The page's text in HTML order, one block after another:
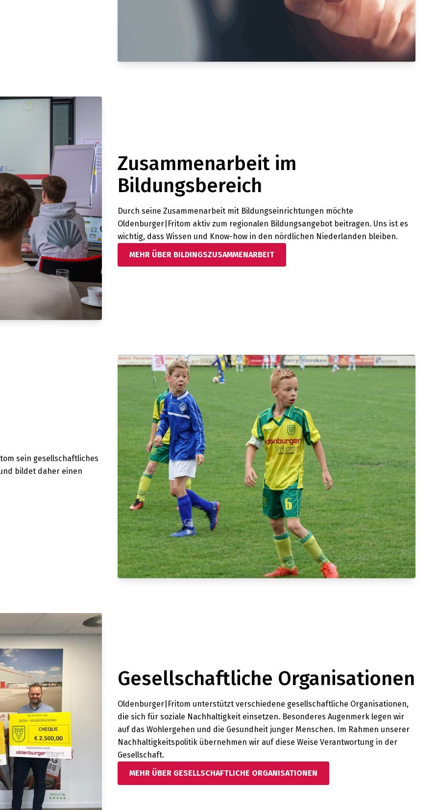
Zusammenarbeit im
Bildungsbereich
Durch seine Zusammenarbeit mit Bildungseinrichtungen möchte
Oldenburger|Fritom aktiv zum regionalen Bildungsangebot beitragen. Uns ist es
wichtig, dass Wissen und Know-how in den nördlichen Niederlanden bleiben.
MEHR ÜBER BILDINGSZUSAMMENARBEIT
sein gesellschaftliches
bildet daher einen
Gesellschaftliche Organisationen
Oldenburger|Fritom unterstützt verschiedene gesellschaftliche Organisationen,
die sich für soziale Nachhaltigkeit einsetzen. Besonderes Augenmerk legen wir
auf das Wohlergehen und die Gesundheit junger Menschen. Im Rahmen unserer
Nachhaltigkeitspolitik übernehmen wir auf diese Weise Verantwortung in der
Gesellschaft.
MEHR ÜBER GESELLSCHAFTLICHE ORGANISATIONEN